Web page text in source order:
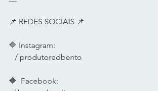
📌 REDES SOCIAIS 📌
🔷 Instagram:
   / produtoredbento
🔷  Facebook: